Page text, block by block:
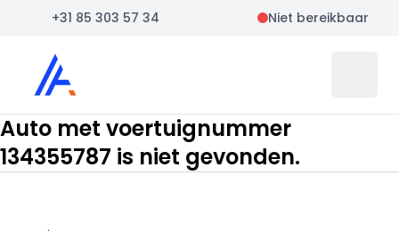
+31 85 303 57 34 Niet bereikbaar
Auto Atlas
Auto met voertuignummer
134355787 is niet gevonden.